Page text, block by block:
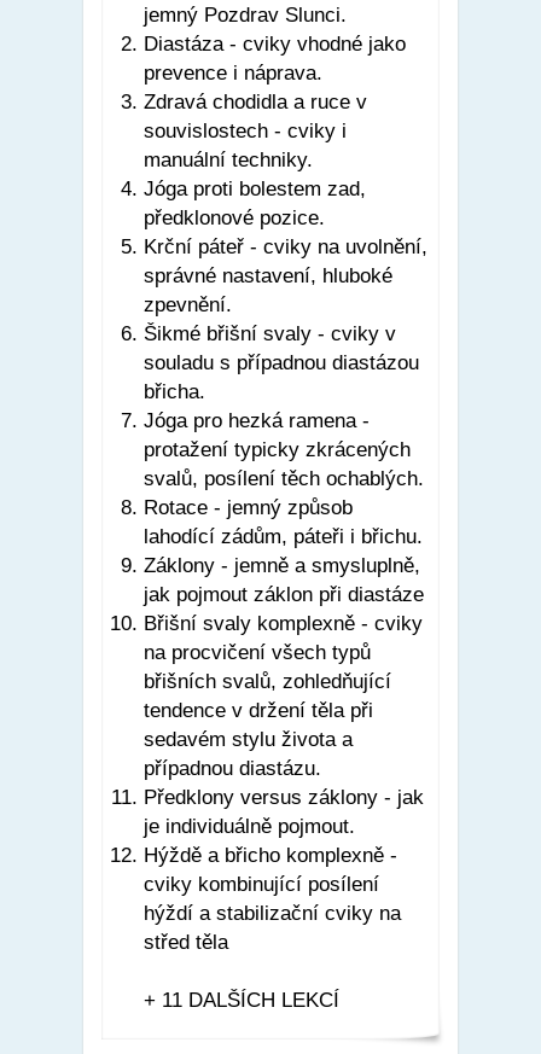
jemný Pozdrav Slunci.
Diastáza - cviky vhodné jako
prevence i náprava.
Zdravá chodidla a ruce v
souvislostech - cviky i
manuální techniky.
Jóga proti bolestem zad,
předklonové pozice.
Krční páteř - cviky na uvolnění,
správné nastavení, hluboké
zpevnění.
Šikmé břišní svaly - cviky v
souladu s případnou diastázou
břicha.
Jóga pro hezká ramena -
protažení typicky zkrácených
svalů, posílení těch ochablých.
Rotace - jemný způsob
lahodící zádům, páteři i břichu.
Záklony - jemně a smysluplně,
jak pojmout záklon při diastáze
Břišní svaly komplexně - cviky
na procvičení všech typů
břišních svalů, zohledňující
tendence v držení těla při
sedavém stylu života a
případnou diastázu.
Předklony versus záklony - jak
je individuálně pojmout.
Hýždě a břicho komplexně -
cviky kombinující posílení
hýždí a stabilizační cviky na
střed těla
+ 11 DALŠÍCH LEKCÍ